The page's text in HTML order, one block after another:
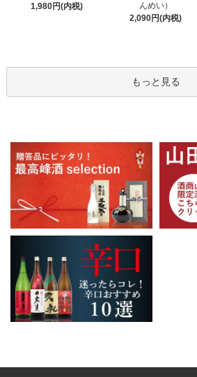
1,980円(内税)
んめい）
2,090円(内税)
もっと見る